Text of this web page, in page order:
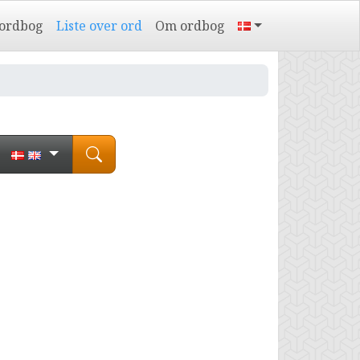
Liste over ord Om ordbog